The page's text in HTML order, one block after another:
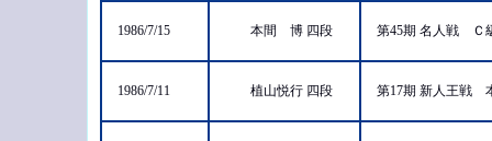
1986/7/15 本間 博 四段 第45期 名人戦 Ｃ
1986/7/11 植山悦行 四段 第17期 新人王戦